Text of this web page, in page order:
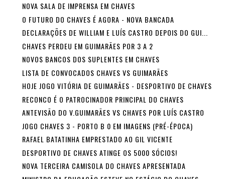
NOVA SALA DE IMPRENSA EM CHAVES
O FUTURO DO CHAVES É AGORA - NOVA BANCADA
DECLARAÇÕES DE WILLIAM E LUÍS CASTRO DEPOIS DO GUI...
CHAVES PERDEU EM GUIMARÃES POR 3 A 2
NOVOS BANCOS DOS SUPLENTES EM CHAVES
LISTA DE CONVOCADOS CHAVES VS GUIMARÃES
HOJE JOGO VITÓRIA DE GUIMARÃES - DESPORTIVO DE CHAVES
RECONCO É O PATROCINADOR PRINCIPAL DO CHAVES
ANTEVISÃO DO V.GUIMARÃES VS CHAVES POR LUÍS CASTRO
JOGO CHAVES 3 - PORTO B 0 EM IMAGENS (PRÉ-ÉPOCA)
RAFAEL BATATINHA EMPRESTADO AO GIL VICENTE
DESPORTIVO DE CHAVES ATINGE OS 5000 SÓCIOS!
NOVA TERCEIRA CAMISOLA DO CHAVES APRESENTADA